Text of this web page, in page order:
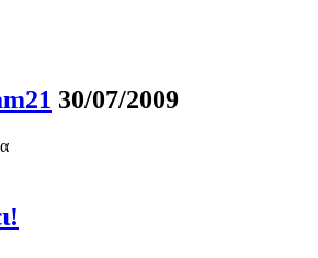
30/07/2009